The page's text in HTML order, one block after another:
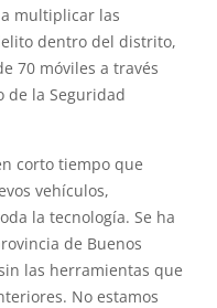
multiplicar las
dentro del distrito,
70 móviles a través
de la Seguridad
corto tiempo que
vehículos,
la tecnología. Se ha
de Buenos
las herramientas que
No estamos